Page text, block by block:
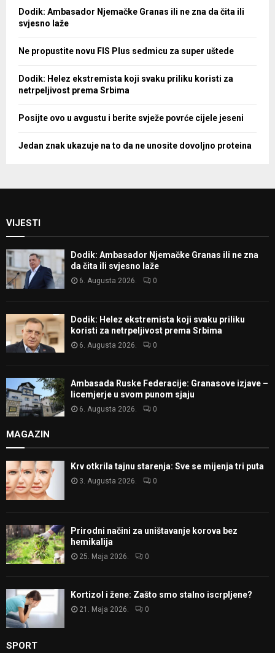
Dodik: Ambasador Njemačke Granas ili ne zna da čita ili
svjesno laže
Ne propustite novu FIS Plus sedmicu za super uštede
Dodik: Helez ekstremista koji svaku priliku koristi za
netrpeljivost prema Srbima
Posijte ovo u avgustu i berite svježe povrće cijele jeseni
Jedan znak ukazuje na to da ne unosite dovoljno proteina
VIJESTI
Dodik: Ambasador Njemačke Granas ili ne zna
da čita ili svjesno laže
6. Augusta 2026. 0
Dodik: Helez ekstremista koji svaku priliku
koristi za netrpeljivost prema Srbima
6. Augusta 2026. 0
Ambasada Ruske Federacije: Granasove izjave –
licemjerje u svom punom sjaju
6. Augusta 2026. 0
MAGAZIN
Krv otkrila tajnu starenja: Sve se mijenja tri puta
3. Augusta 2026. 0
Prirodni načini za uništavanje korova bez
hemikalija
25. Maja 2026. 0
Kortizol i žene: Zašto smo stalno iscrpljene?
21. Maja 2026. 0
SPORT